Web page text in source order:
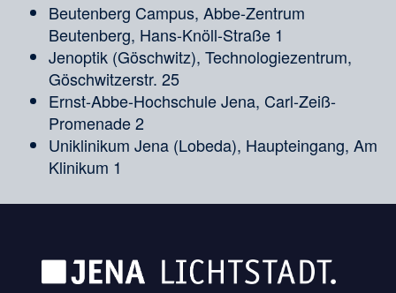
Beutenberg Campus, Abbe-Zentrum
Beutenberg, Hans-Knöll-Straße 1
Jenoptik (Göschwitz), Technologiezentrum,
Göschwitzerstr. 25
Ernst-Abbe-Hochschule Jena, Carl-Zeiß-
Promenade 2
Uniklinikum Jena (Lobeda), Haupteingang, Am
Klinikum 1